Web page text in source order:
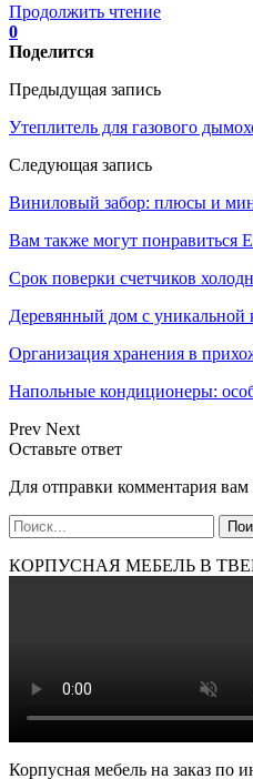
Продолжить чтение
0
Поделится
Предыдущая запись
Утеплитель для газового
Следующая запись
Виниловый забор: плюсы и
Вам также могут понравиться
Срок поверки счетчиков
Деревянный дом с уникальной
Организация хранения в
Напольные кондиционеры:
Prev Next
Оставьте ответ
Для отправки комментария
КОРПУСНАЯ МЕБЕЛЬ В
Корпусная мебель на заказ по